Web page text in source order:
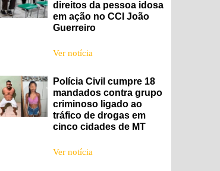
direitos da pessoa idosa
em ação no CCI João
Guerreiro
Ver notícia
Polícia Civil cumpre 18
mandados contra grupo
criminoso ligado ao
tráfico de drogas em
cinco cidades de MT
Ver notícia